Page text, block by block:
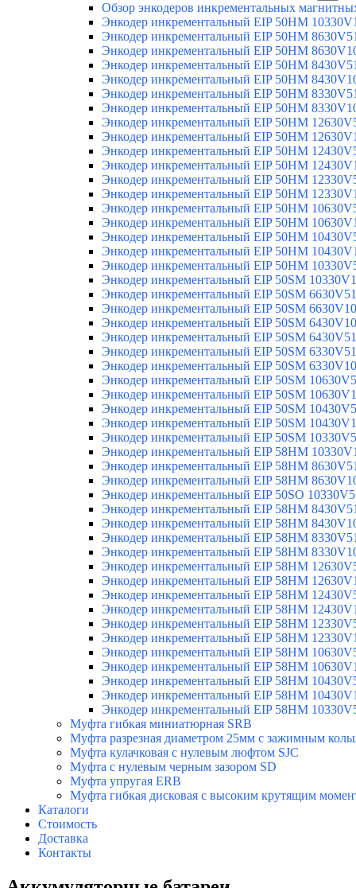
Обзор энкодеров инкрементальных
Энкодер инкрементальный EIP 50HM
Энкодер инкрементальный EIP 50HM
Энкодер инкрементальный EIP 50HM
Энкодер инкрементальный EIP 50HM
Энкодер инкрементальный EIP 50HM
Энкодер инкрементальный EIP 50HM
Энкодер инкрементальный EIP 50HM
Энкодер инкрементальный EIP 50HM
Энкодер инкрементальный EIP 50HM
Энкодер инкрементальный EIP 50HM
Энкодер инкрементальный EIP 50HM
Энкодер инкрементальный EIP 50HM
Энкодер инкрементальный EIP 50HM
Энкодер инкрементальный EIP 50HM
Энкодер инкрементальный EIP 50HM
Энкодер инкрементальный EIP 50HM
Энкодер инкрементальный EIP 50HM
Энкодер инкрементальный EIP 50HM
Энкодер инкрементальный EIP 50SM
Энкодер инкрементальный EIP 50SM
Энкодер инкрементальный EIP 50SM
Энкодер инкрементальный EIP 50SM
Энкодер инкрементальный EIP 50SM
Энкодер инкрементальный EIP 50SM
Энкодер инкрементальный EIP 50SM
Энкодер инкрементальный EIP 50SM
Энкодер инкрементальный EIP 50SM
Энкодер инкрементальный EIP 50SM
Энкодер инкрементальный EIP 50SM
Энкодер инкрементальный EIP 50SM
Энкодер инкрементальный EIP 58HM
Энкодер инкрементальный EIP 58HM
Энкодер инкрементальный EIP 58HM
Энкодер инкрементальный EIP 50SO
Энкодер инкрементальный EIP 58HM
Энкодер инкрементальный EIP 58HM
Энкодер инкрементальный EIP 58HM
Энкодер инкрементальный EIP 58HM
Энкодер инкрементальный EIP 58HM
Энкодер инкрементальный EIP 58HM
Энкодер инкрементальный EIP 58HM
Энкодер инкрементальный EIP 58HM
Энкодер инкрементальный EIP 58HM
Энкодер инкрементальный EIP 58HM
Энкодер инкрементальный EIP 58HM
Энкодер инкрементальный EIP 58HM
Энкодер инкрементальный EIP 58HM
Энкодер инкрементальный EIP 58HM
Энкодер инкрементальный EIP 58HM
Муфта гибкая миниатюрная SRB
Муфта разрезная диаметром 25мм с зажимным
Муфта кулачковая с нулевым люфтом SJC
Муфта с нулевым черным зазором SD
Муфта упругая ERB
Муфта гибкая дисковая с высоким крутящим
Каталоги
Стоимость
Доставка
Контакты